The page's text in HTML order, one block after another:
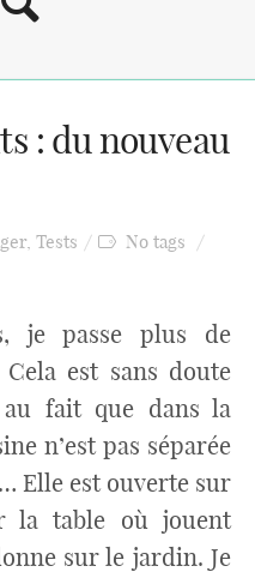
: du nouveau
, Tests
No tags
je passe plus de
est sans doute
fait que dans la
n’est pas séparée
Elle est ouverte sur
la table où jouent
sur le jardin. Je